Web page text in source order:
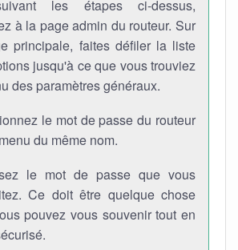
les étapes ci-dessus,
à la page admin du routeur. Sur
principale, faites défiler la liste
jusqu'à ce que vous trouviez
des paramètres généraux.
le mot de passe du routeur
du même nom.
le mot de passe que vous
Ce doit être quelque chose
pouvez vous souvenir tout en